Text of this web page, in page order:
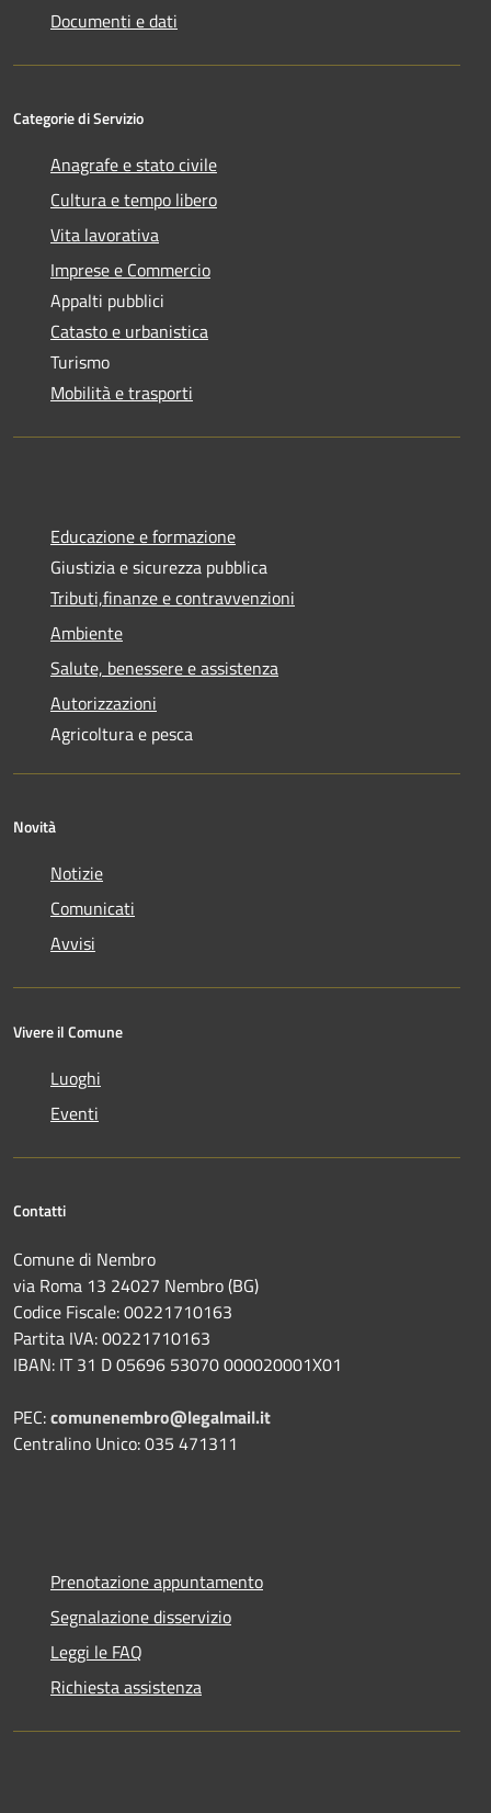
Documenti e dati
Categorie di Servizio
Anagrafe e stato civile
Cultura e tempo libero
Vita lavorativa
Imprese e Commercio
Appalti pubblici
Catasto e urbanistica
Turismo
Mobilità e trasporti
Educazione e formazione
Giustizia e sicurezza pubblica
Tributi,finanze e contravvenzioni
Ambiente
Salute, benessere e assistenza
Autorizzazioni
Agricoltura e pesca
Novità
Notizie
Comunicati
Avvisi
Vivere il Comune
Luoghi
Eventi
Contatti
Comune di Nembro
via Roma 13 24027 Nembro (BG)
Codice Fiscale: 00221710163
Partita IVA: 00221710163
IBAN: IT 31 D 05696 53070 000020001X01
PEC:comunenembro@legalmail.it
Centralino Unico: 035 471311
Prenotazione appuntamento
Segnalazione disservizio
Leggi le FAQ
Richiesta assistenza